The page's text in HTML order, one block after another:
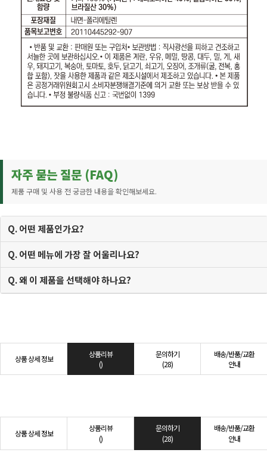
자주 묻는 질문 (FAQ)
제품 구매 및 사용 전 궁금한 내용을 확인해보세요.
Q. 어떤 제품인가요?
Q. 어떤 메뉴에 가장 잘 어울리나요?
Q. 왜 이 제품을 선택해야 하나요?
상품 상세 정보
상품리뷰
()
문의하기
(28)
배송/반품/교환
안내
상품 상세 정보
상품리뷰
()
문의하기
(28)
배송/반품/교환
안내